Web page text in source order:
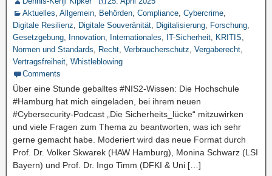
Aktuelles, Allgemein, Behörden, Compliance, Cybercrime,
Digitale Resilienz, Digitale Souveränität, Digitalisierung, Forschung,
Gesetzgebung, Innovation, Internationales, IT-Sicherheit, KRITIS,
Normen und Standards, Recht, Verbraucherschutz, Vergaberecht,
Vertragsfreiheit, Whistleblowing
Comments
Über eine Stunde geballtes #NIS2-Wissen: Die Hochschule
#Hamburg hat mich eingeladen, bei ihrem neuen
#Cybersecurity-Podcast „Die Sicherheits_lücke“ mitzuwirken
und viele Fragen zum Thema zu beantworten, was ich sehr
gerne gemacht habe. Moderiert wird das neue Format durch
Prof. Dr. Volker Skwarek (HAW Hamburg), Monina Schwarz (LSI
Bayern) und Prof. Dr. Ingo Timm (DFKI & Uni […]